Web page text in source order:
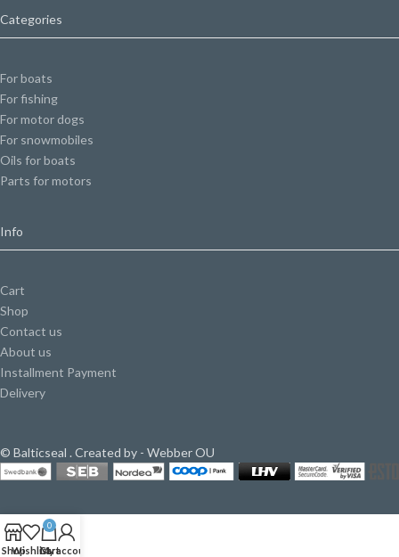
Categories
For boats
For fishing
For motor dogs
For snowmobiles
Oils for boats
Parts for motors
Info
Cart
Shop
Contact us
About us
Installment Payment
Delivery
© Balticseal . Created by - Webber OU
ShopWishlist
0
Cart
My account